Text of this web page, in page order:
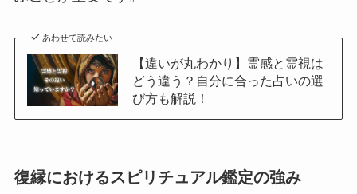
あわせて読みたい
【違いが丸わかり】霊感と霊視は
どう違う？自分に合った占いの選
び方も解説！
復縁におけるスピリチュアル鑑定の強み